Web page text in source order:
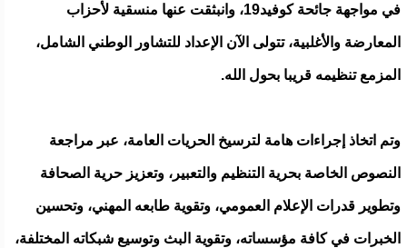
في مواجهة جائحة كوفيد19، وانبثقت عنها منسقية لأحزاب
المعارضة والأغلبية، تتولى الآن الإعداد للتشاور الوطني الشامل،
المزمع تنظيمه قريبا بحول الله.
وتم اتخاذ إجراءات هامة لترسيخ الحريات العامة، عبر مراجعة
النصوص الخاصة بحرية التنظيم والتعبير، وتعزيز حرية الصحافة
وتطوير قدرات الإعلام العمومي، وتقوية طابعه المهني، وتحسين
الخبرات في كافة مؤسساته، وتقوية البث وتوسيع شبكاته المختلفة،